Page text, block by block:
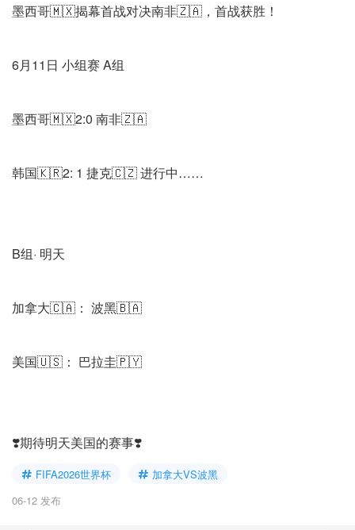
墨西哥🇲🇽揭幕首战对决南非🇿🇦，首战获胜！
6月11日 小组赛 A组
墨西哥🇲🇽2:0 南非🇿🇦
韩国🇰🇷2: 1 捷克🇨🇿 进行中……
B组· 明天
加拿大🇨🇦： 波黑🇧🇦
美国🇺🇸： 巴拉圭🇵🇾
❣️期待明天美国的赛事❣️
FIFA2026世界杯
加拿大VS波黑
06-12 发布